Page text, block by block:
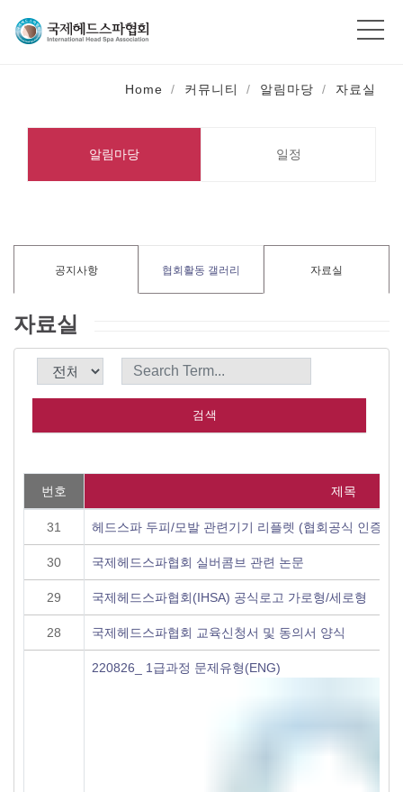
Home 커뮤니티 알림마당 자료실
알림마당 일정
공지사항 협회활동 갤러리 자료실
자료실
번호 제목
31 헤드스파 두피/모발 관련기기 리플렛 (협회공식 인증기
30 국제헤드스파협회 실버콤브 관련 논문
29 국제헤드스파협회(IHSA) 공식로고 가로형/세로형
28 국제헤드스파협회 교육신청서 및 동의서 양식
220826_ 1급과정 문제유형(ENG)